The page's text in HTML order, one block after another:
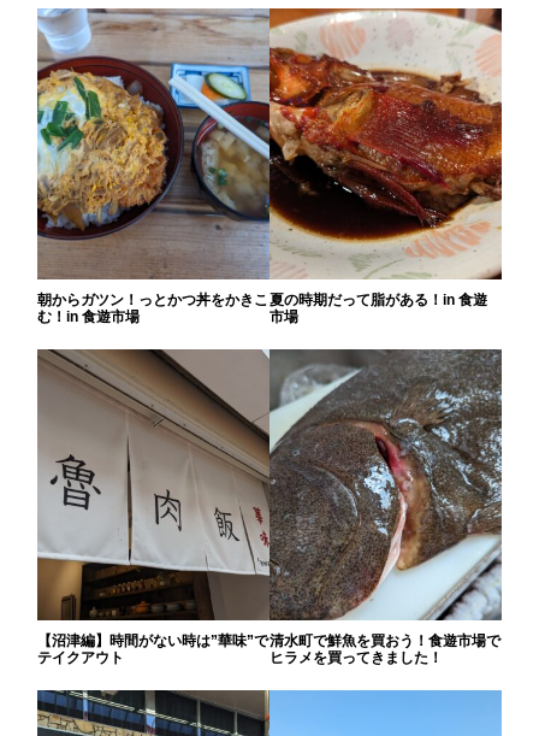
朝からガツン！っとかつ丼をかきこ
む！in 食遊市場
夏の時期だって脂がある！in 食遊
市場
【沼津編】時間がない時は”華味”で
テイクアウト
清水町で鮮魚を買おう！食遊市場で
ヒラメを買ってきました！